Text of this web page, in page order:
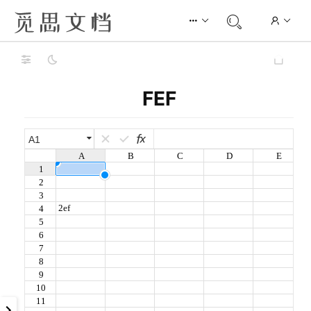
FEF
A1